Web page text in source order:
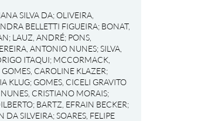
SILVA DA;OLIVEIRA,
BELLETTI FIGUEIRA; BONAT,
; LAUZ, ANDRÉ; PONS,
ANTONIO NUNES;SILVA,
ITAQUI; MCCORMACK,
GOMES, CAROLINE KLAZER;
KLUG; GOMES, CICELI GRAVITO
NUNES, CRISTIANO MORAIS;
; BARTZ, EFRAIN BECKER;
DA SILVEIRA;SOARES, FELIPE